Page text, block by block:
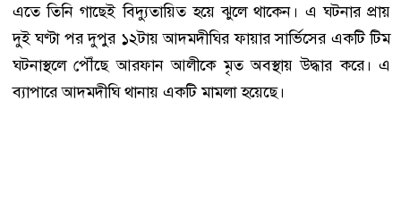
এতে তিনি গাছেই বিদ্যুতায়িত হয়ে ঝুলে থাকেন। এ ঘটনার প্রায়
দুই ঘণ্টা পর দুপুর ১২টায় আদমদীঘির ফায়ার সার্ভিসের একটি টিম
ঘটনাস্থলে পৌঁছে আরফান আলীকে মৃত অবস্থায় উদ্ধার করে। এ
ব্যাপারে আদমদীঘি থানায় একটি মামলা হয়েছে।